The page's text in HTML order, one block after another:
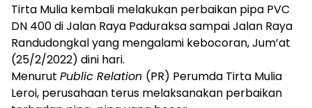
Tirta Mulia kembali melakukan perbaikan pipa PVC
DN 400 di Jalan Raya Paduraksa sampai Jalan Raya
Randudongkal yang mengalami kebocoran, Jum’at
(25/2/2022) dini hari.
Menurut Public Relation (PR) Perumda Tirta Mulia
Leroi, perusahaan terus melaksanakan perbaikan